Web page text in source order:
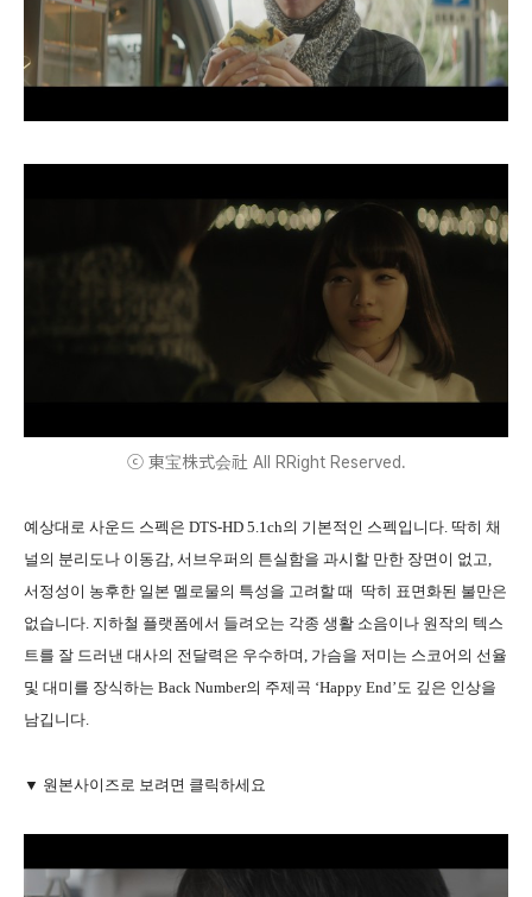
ⓒ 東宝株式会社 All RRight Reserved.
예상대로 사운드 스펙은 DTS-HD 5.1ch의 기본적인 스펙입니다. 딱히 채
널의 분리도나 이동감, 서브우퍼의 튼실함을 과시할 만한 장면이 없고,
서정성이 농후한 일본 멜로물의 특성을 고려할 때 딱히 표면화된 불만은
없습니다. 지하철 플랫폼에서 들려오는 각종 생활 소음이나 원작의 텍스
트를 잘 드러낸 대사의 전달력은 우수하며, 가슴을 저미는 스코어의 선율
및 대미를 장식하는 Back Number의 주제곡 ‘Happy End’도 깊은 인상을
남깁니다.
▼ 원본사이즈로 보려면 클릭하세요